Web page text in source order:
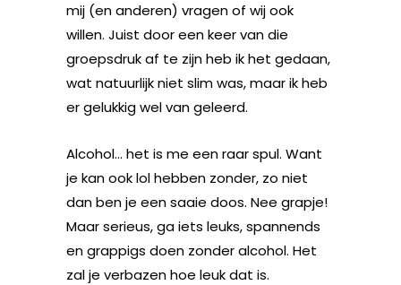
mij (en anderen) vragen of wij ook
willen. Juist door een keer van die
groepsdruk af te zijn heb ik het gedaan,
wat natuurlijk niet slim was, maar ik heb
er gelukkig wel van geleerd.
Alcohol… het is me een raar spul. Want
je kan ook lol hebben zonder, zo niet
dan ben je een saaie doos. Nee grapje!
Maar serieus, ga iets leuks, spannends
en grappigs doen zonder alcohol. Het
zal je verbazen hoe leuk dat is.